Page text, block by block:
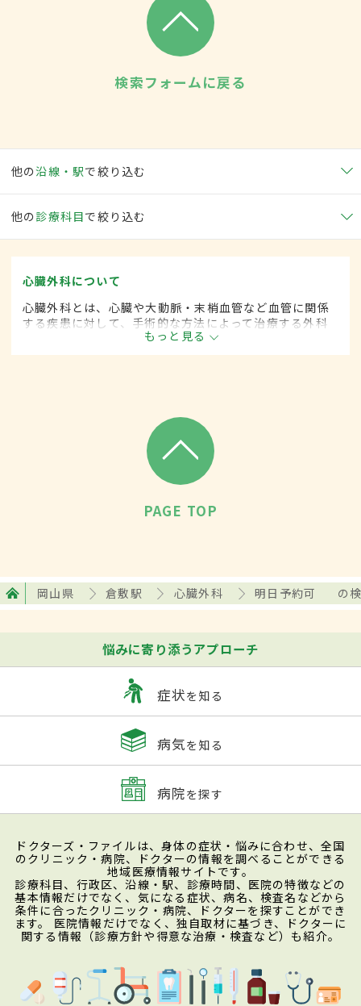
検索フォームに戻る
他の沿線・駅で絞り込む
他の 診療科目で絞り込む
心臓外科について
心臓外科とは、心臓や大動脈・末梢血管など血管に関係
する疾患に対して、手術的な方法によって治療する外科
もっと見る
PAGE TOP
岡山県 倉敷駅 心臓外科 明日予約可 の
悩みに寄り添うアプローチ
症状を知る
病気を知る
病院を探す
ドクターズ・ファイルは、身体の症状・悩みに合わせ、全国
のクリニック・病院、ドクターの情報を調べることができる
地域医療情報サイトです。
診療科目、行政区、沿線・駅、診療時間、医院の特徴などの
基本情報だけでなく、気になる症状、病名、検査名などから
条件に合ったクリニック・病院、ドクターを探すことができ
ます。 医院情報だけでなく、独自取材に基づき、ドクターに
関する情報（診療方針や得意な治療・検査など）も紹介。